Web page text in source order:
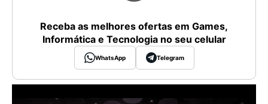
Receba as melhores ofertas em Games,
Informática e Tecnologia no seu celular
WhatsApp Telegram